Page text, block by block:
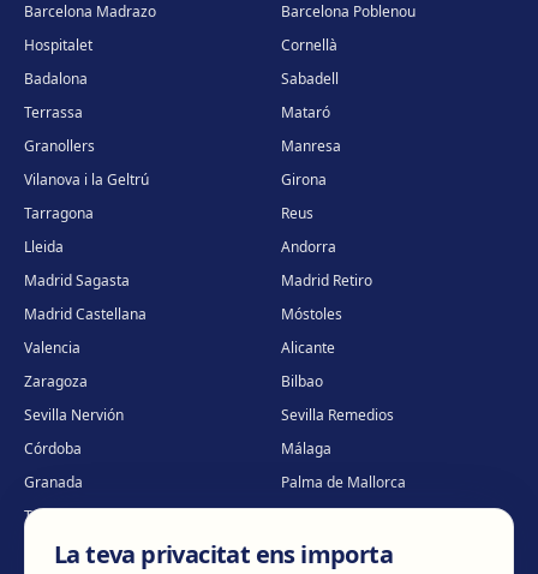
Barcelona Madrazo
Barcelona Poblenou
Hospitalet
Cornellà
Badalona
Sabadell
Terrassa
Mataró
Granollers
Manresa
Vilanova i la Geltrú
Girona
Tarragona
Reus
Lleida
Andorra
Madrid Sagasta
Madrid Retiro
Madrid Castellana
Móstoles
Valencia
Alicante
Zaragoza
Bilbao
Sevilla Nervión
Sevilla Remedios
Córdoba
Málaga
Granada
Palma de Mallorca
Tenerife
Portugal · Famalicão
Portugal · Guimarães
Clínica virtual*
La teva privacitat ens importa